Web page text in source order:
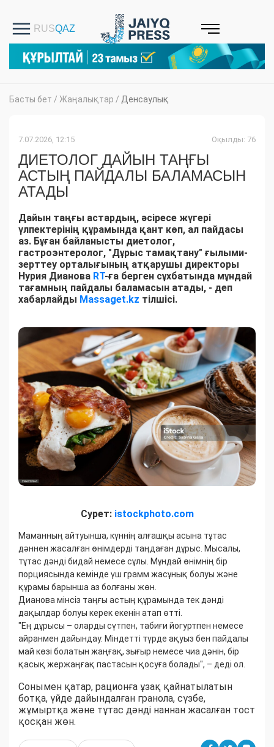
Басты бет / Жаңалықтар / Денсаулық
7.07.2026, 12:15 Оқылды: 76
ДИЕТОЛОГ ДАЙЫН ТАҢҒЫ
АСТЫҢ ПАЙДАЛЫ БАЛАМАСЫН
АТАДЫ
Дайын таңғы астардың, әсіресе жүгері
үлпектерінің құрамында қант көп, ал пайдасы
аз. Бұған байланысты диетолог,
гастроэнтеролог, "Дұрыс тамақтану" ғылыми-
зерттеу орталығының атқарушы директоры
Нурия Дианова RT-ға берген сұхбатында мұндай
тағамның пайдалы баламасын атады, - деп
хабарлайды Massaget.kz тілшісі.
Сурет: istockphoto.com
Маманның айтуынша, күннің алғашқы асына тұтас
дәннен жасалған өнімдерді таңдаған дұрыс. Мысалы,
тұтас дәнді бидай немесе сұлы. Мұндай өнімнің бір
порциясында кемінде үш грамм жасұнық болуы және
құрамы барынша аз болғаны жөн.
Дианова мінсіз таңғы астың құрамында тек дәнді
дақылдар болуы керек екенін атап өтті.
"Ең дұрысы – оларды сүтпен, табиғи йогуртпен немесе
айранмен дайындау. Міндетті түрде ақуыз бен пайдалы
май көзі болатын жаңғақ, зығыр немесе чиа дәнін, бір
қасық жержаңғақ пастасын қосуға болады", – деді ол.
Сонымен қатар, рационға ұзақ қайнатылатын
ботқа, үйде дайындалған гранола, сүзбе,
жұмыртқа және тұтас дәнді наннан жасалған тост
қосқан жөн.